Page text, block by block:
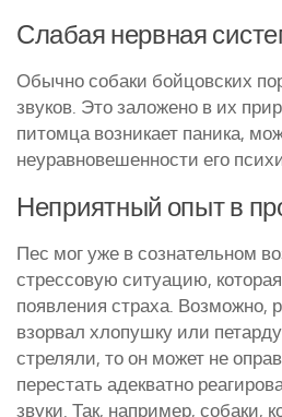
Слабая нервная
Обычно собаки бойцовских
звуков. Это заложено в их
питомца возникает паника,
неуравновешенности его
Неприятный опыт в
Пес мог уже в сознательном
стрессовую ситуацию,
появления страха. Возможно,
взорвал хлопушку или
стреляли, то он может не
перестать адекватно
звуки. Так, например, собаки,